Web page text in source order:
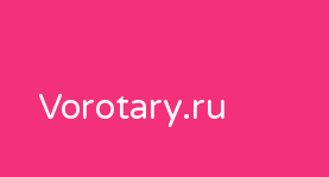
contentVorotary.ru